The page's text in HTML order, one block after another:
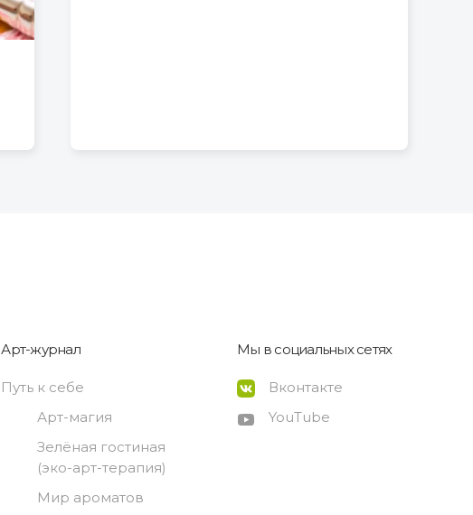
Арт-журнал
Путь к себе
Арт-магия
Зелёная гостиная
(эко-арт-терапия)
Мир ароматов
Мы в социальных сетях
Вконтакте
YouTube